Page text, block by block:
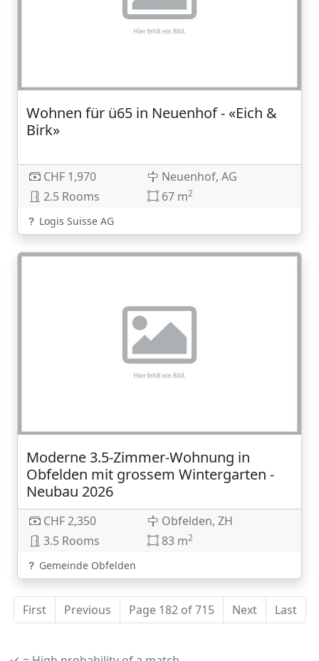
Wohnen für ü65 in Neuenhof - «Eich &
Birk»
CHF 1,970
2.5 Rooms
Neuenhof, AG
67 m2
Logis Suisse AG
Moderne 3.5-Zimmer-Wohnung in
Obfelden mit grossem Wintergarten -
Neubau 2026
CHF 2,350
3.5 Rooms
Obfelden, ZH
83 m2
Gemeinde Obfelden
First Previous Page 182 of 715 Next Last